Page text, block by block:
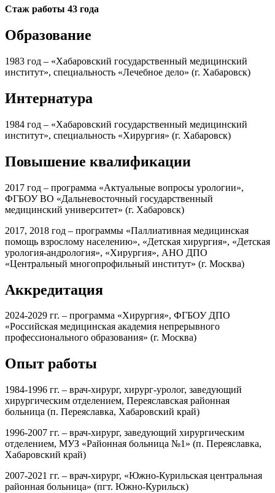
Стаж работы 43 года
Образование
1983 год – «Хабаровский государственный медицинский
институт», специальность «Лечебное дело» (г. Хабаровск)
Интернатура
1984 год – «Хабаровский государственный медицинский
институт», специальность «Хирургия» (г. Хабаровск)
Повышение квалификации
2017 год – программа «Актуальные вопросы урологии»,
ФГБОУ ВО «Дальневосточный государственный
медицинский университет» (г. Хабаровск)
2017, 2018 год – программы «Паллиативная медицинская
помощь взрослому населению», «Детская хирургия», «Детская
урология-андрология», «Хирургия», АНО ДПО
«Центральный многопрофильный институт» (г. Москва)
Аккредитация
2024-2029 гг. – программа «Хирургия», ФГБОУ ДПО
«Российская медицинская академия непрерывного
профессионального образования» (г. Москва)
Опыт работы
1984-1996 гг. – врач-хирург, хирург-уролог, заведующий
хирургическим отделением, Переяславская районная
больница (п. Переяславка, Хабаровский край)
1996-2007 гг. – врач-хирург, заведующий хирургическим
отделением, МУЗ «Районная больница №1» (п. Переяславка,
Хабаровский край)
2007-2021 гг. – врач-хирург, «Южно-Курильская центральная
районная больница» (пгт. Южно-Курильск)